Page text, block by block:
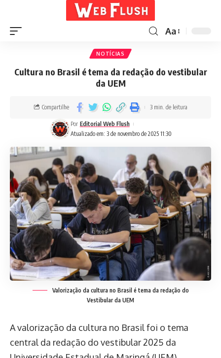
Aa
NOTÍCIAS
Cultura no Brasil é tema da redação do vestibular
da UEM
Atualizado em: 3 de novembro de 2025 11:30
Por Editorial Web Flush
Compartilhe 3 min. de leitura
Valorização da cultura no Brasil é tema da redação do
Vestibular da UEM
A valorização da cultura no Brasil foi o tema
central da redação do vestibular 2025 da